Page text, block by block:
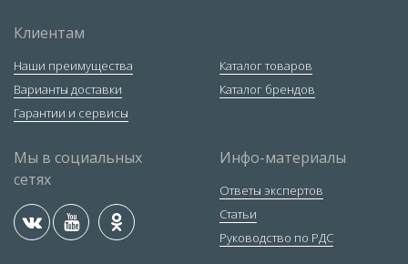
Клиентам
Наши преимущества
Варианты доставки
Гарантии и сервисы
Каталог товаров
Каталог брендов
Мы в социальных
сетях
Инфо-материалы
Ответы экспертов
Статьи
Руководство по РДС